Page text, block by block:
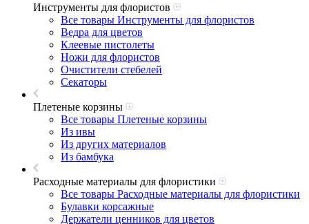
Инструменты для флористов
Все товары Инструменты для флористов
Ведра для цветов
Клеевые пистолеты
Ножи для флористов
Очистители стебелей
Секаторы
Плетеные корзины
Все товары Плетеные корзины
Из ивы
Из других материалов
Из бамбука
Расходные материалы для флористики
Все товары Расходные материалы для флористики
Булавки корсажные
Держатели ценников для цветов